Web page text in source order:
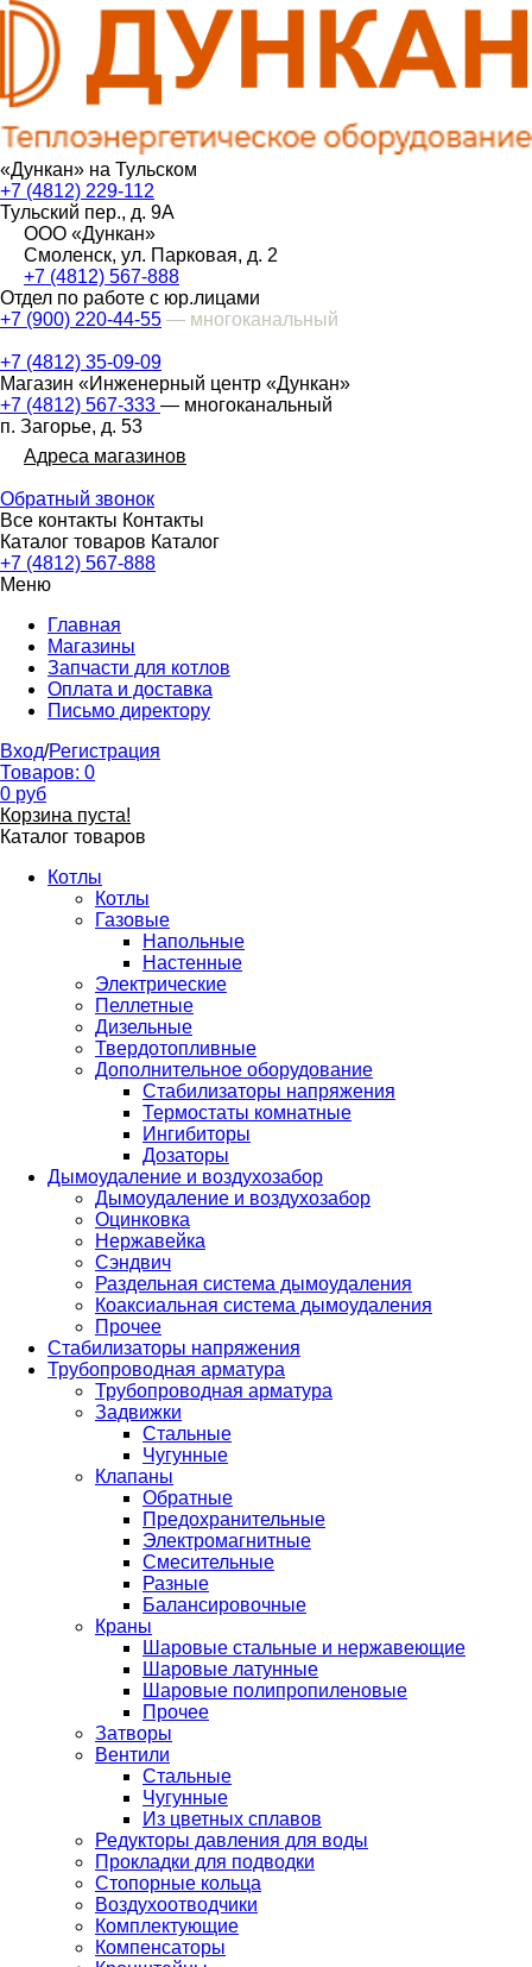
«Дункан» на Тульском
+7 (4812) 229-112
Тульский пер., д. 9А
ООО «Дункан»
Смоленск, ул. Парковая, д. 2
+7 (4812) 567-888
Отдел по работе с юр.лицами
+7 (900) 220-44-55 — многоканальный
+7 (4812) 35-09-09
Магазин «Инженерный центр «Дункан»
+7 (4812) 567-333 — многоканальный
п. Загорье, д. 53
Адреса магазинов
Обратный звонок
Все контакты Контакты
Каталог товаров Каталог
+7 (4812) 567-888
Меню
Главная
Магазины
Запчасти для котлов
Оплата и доставка
Письмо директору
Вход/Регистрация
Товаров: 0
0 руб
Корзина пуста!
Каталог товаров
Котлы
Котлы
Газовые
Напольные
Настенные
Электрические
Пеллетные
Дизельные
Твердотопливные
Дополнительное оборудование
Стабилизаторы напряжения
Термостаты комнатные
Ингибиторы
Дозаторы
Дымоудаление и воздухозабор
Дымоудаление и воздухозабор
Оцинковка
Нержавейка
Сэндвич
Раздельная система дымоудаления
Коаксиальная система дымоудаления
Прочее
Стабилизаторы напряжения
Трубопроводная арматура
Трубопроводная арматура
Задвижки
Стальные
Чугунные
Клапаны
Обратные
Предохранительные
Электромагнитные
Смесительные
Разные
Балансировочные
Краны
Шаровые стальные и нержавеющие
Шаровые латунные
Шаровые полипропиленовые
Прочее
Затворы
Вентили
Стальные
Чугунные
Из цветных сплавов
Редукторы давления для воды
Прокладки для подводки
Стопорные кольца
Воздухоотводчики
Комплектующие
Компенсаторы